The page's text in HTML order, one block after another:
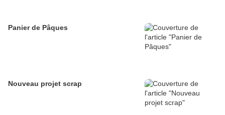
Panier de Pâques
Nouveau projet scrap